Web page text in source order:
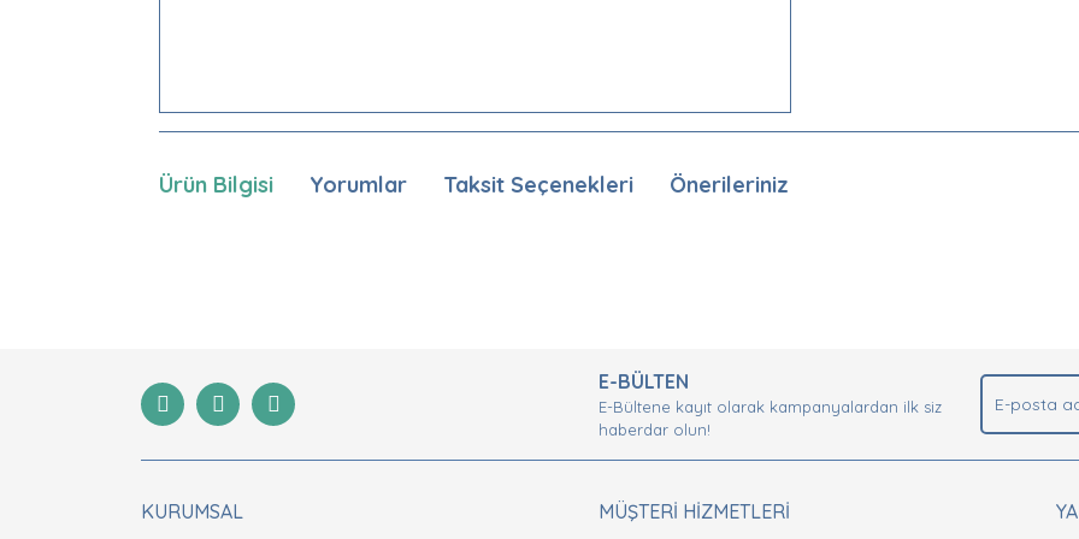
Ürün Bilgisi Yorumlar Taksit Seçenekleri Önerileriniz
Ürün açıklamasında eksik bilgiler bulunuyor.
Bu ürüne benzer farklı alternatifler olmalı.
E-BÜLTEN
E-Bültene kayıt olarak kampanyalardan ilk siz
haberdar olun!
KURUMSAL MÜŞTERİ HİZMETLERİ